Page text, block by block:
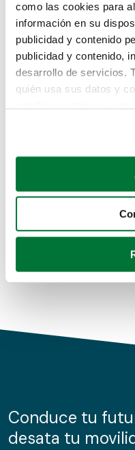
como las cookies para
información en su
publicidad y contenido
publicidad y contenido,
desarrollo de servicios.
quién usa sus datos y
Si lo permite, también
Recopilar
Identificar su
para buscar
Obtenga más
de cookies.
información sobre el uso
nuestros partners de
Lo sentimos,
te hemos
Pero puedes
buscando en alguno
Coches de segunda
Coches de km0
Conduce tu
desata tu